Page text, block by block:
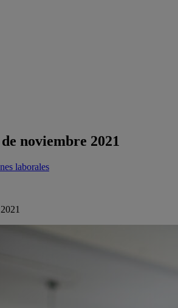
noviembre 2021
laborales